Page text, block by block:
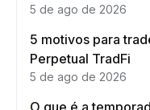
5 de ago de 2026
5 motivos para
Perpetual TradFi
5 de ago de 2026
O que é a